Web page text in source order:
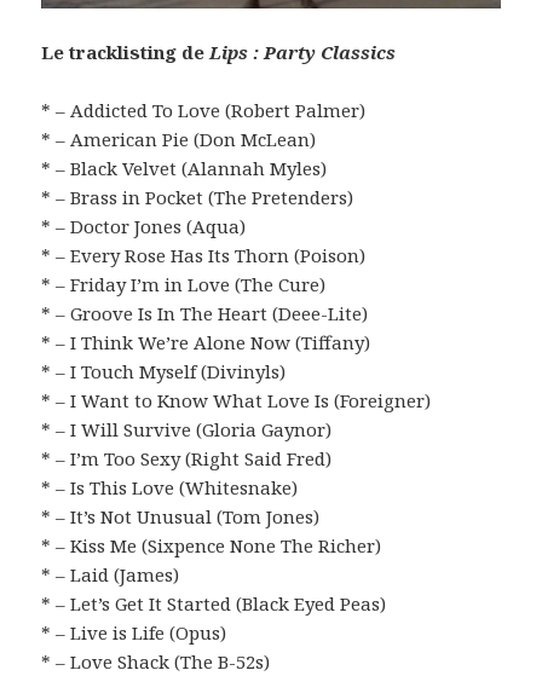
Le tracklisting deLips : Party Classics
* – Addicted To Love (Robert Palmer)
* – American Pie (Don McLean)
* – Black Velvet (Alannah Myles)
* – Brass in Pocket (The Pretenders)
* – Doctor Jones (Aqua)
* – Every Rose Has Its Thorn (Poison)
* – Friday I’m in Love (The Cure)
* – Groove Is In The Heart (Deee-Lite)
* – I Think We’re Alone Now (Tiffany)
* – I Touch Myself (Divinyls)
* – I Want to Know What Love Is (Foreigner)
* – I Will Survive (Gloria Gaynor)
* – I’m Too Sexy (Right Said Fred)
* – Is This Love (Whitesnake)
* – It’s Not Unusual (Tom Jones)
* – Kiss Me (Sixpence None The Richer)
* – Laid (James)
* – Let’s Get It Started (Black Eyed Peas)
* – Live is Life (Opus)
* – Love Shack (The B-52s)